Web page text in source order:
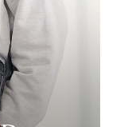
，本公司不負相關責
用戶狀況，依本公司即
，本公司將視審查結果
發現惡意使用之情形，
並採取法律行動。